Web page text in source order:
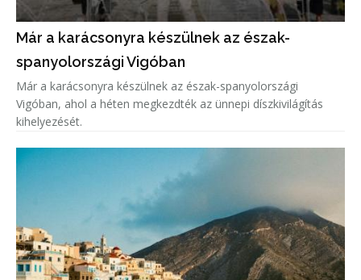
Már a karácsonyra készülnek az észak-
spanyolországi Vigóban
Már a karácsonyra készülnek az észak-spanyolországi
Vigóban, ahol a héten megkezdték az ünnepi díszkivilágítás
kihelyezését.